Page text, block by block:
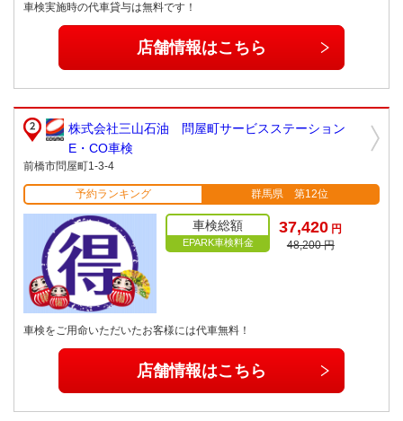
車検実施時の代車貸与は無料です！
店舗情報はこちら
株式会社三山石油 問屋町サービスステーション
E・CO車検
前橋市問屋町1-3-4
予約ランキング 群馬県 第12位
車検総額
EPARK車検料金
37,420 円
48,200 円
車検をご用命いただいたお客様には代車無料！
店舗情報はこちら